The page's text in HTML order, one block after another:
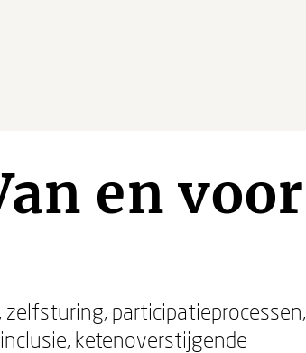
en voor
participatieprocessen,
ketenoverstijgende